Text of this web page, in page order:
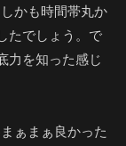
かも時間帯丸か
たでしょう。で
力を知った感じ
ぁまぁ良かった